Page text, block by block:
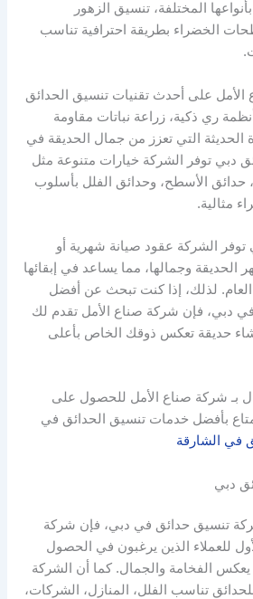
المختلفة، تنسيق الزهور
الخضراء بطريقة احترافية تناسب
على أحدث تقنيات تنسيق الحدائق
ري ذكية، زراعة نباتات مقاومة
الحديثة التي تعزز من جمال الحديقة في
دبي توفر الشركة خيارات متنوعة مثل
حدائق الأسطح، وحدائق الفلل بأسلوب
مثالية.
الشركة عقود صيانة شهرية أو
وجمالها، مما يساعد في إبقائها
لذلك، إذا كنت تبحث عن أفضل
دبي، فإن شركة صناع الأمل تقدم لك
حديقة تعكس ذوقك الخاص بأعلى
بـ شركة صناع الأمل للحصول على
بأفضل خدمات تنسيق الحدائق في
في الشارقة
دبي
تنسيق حدائق في دبي، فإن شركة
للعملاء الذين يرغبون في الحصول
الفخامة والجمال. كما أن الشركة
تناسب الفلل، المنازل، الشركات،